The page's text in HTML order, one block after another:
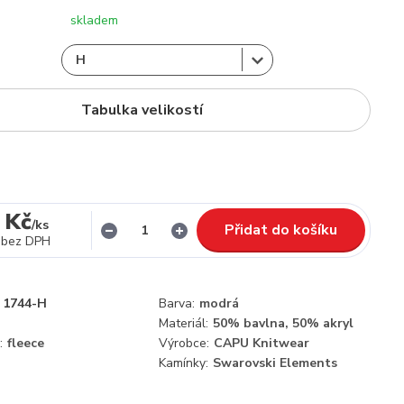
skladem
Tabulka velikostí
/ks
bez DPH
Přidat do košíku
1744-H Barva: modrá
Materiál: 50% bavlna, 50% akryl
fleece Výrobce: CAPU Knitwear
Kamínky: Swarovski Elements